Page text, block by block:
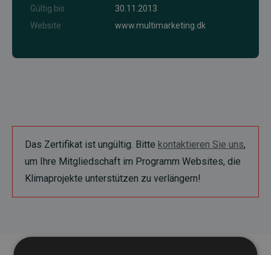
Gültig bis
30.11.2013
Website
www.multimarketing.dk
Das Zertifikat ist ungültig. Bitte kontaktieren Sie uns,
um Ihre Mitgliedschaft im Programm Websites, die
Klimaprojekte unterstützen zu verlängern!